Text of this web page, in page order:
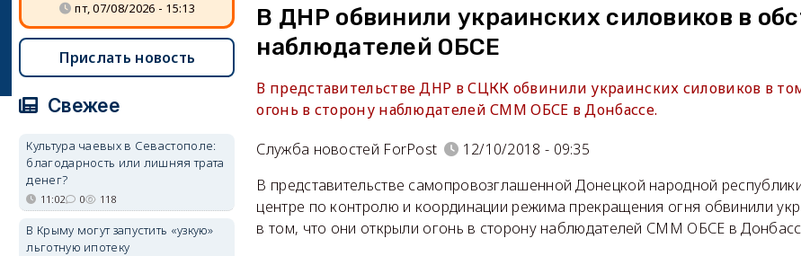
В ДНР обвинили украинских силовиков в
наблюдателей ОБСЕ
В представительстве ДНР в СЦКК обвинили украинских силовиков в
огонь в сторону наблюдателей СММ ОБСЕ в Донбассе.
Служба новостей ForPost
12/10/2018 - 09:35
В представительстве самопровозглашенной Донецкой народной
центре по контролю и координации режима прекращения огня обвинили
в том, что они открыли огонь в сторону наблюдателей СММ ОБСЕ в
пт, 07/08/2026 - 15:13
Прислать новость
Свежее
Культура чаевых в Севастополе:
благодарность или лишняя трата
денег?
11:02 0 118
В Крыму могут запустить «узкую»
льготную ипотеку